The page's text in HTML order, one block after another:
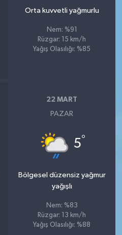
Orta kuvvetli yağmurlu
Nem: %91
Rüzgar: 15 km/h
Yağış Olasılığı: %85
22 MART
PAZAR
5°
Bölgesel düzensiz yağmur
yağışlı
Nem: %83
Rüzgar: 13 km/h
Yağış Olasılığı: %88